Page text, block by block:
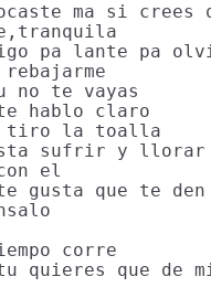
ma si crees
pa lante pa
rebajarme
no te vayas
hablo claro
tiro la toalla
sufrir y llorar
el
gusta que te
corre
quieres que de